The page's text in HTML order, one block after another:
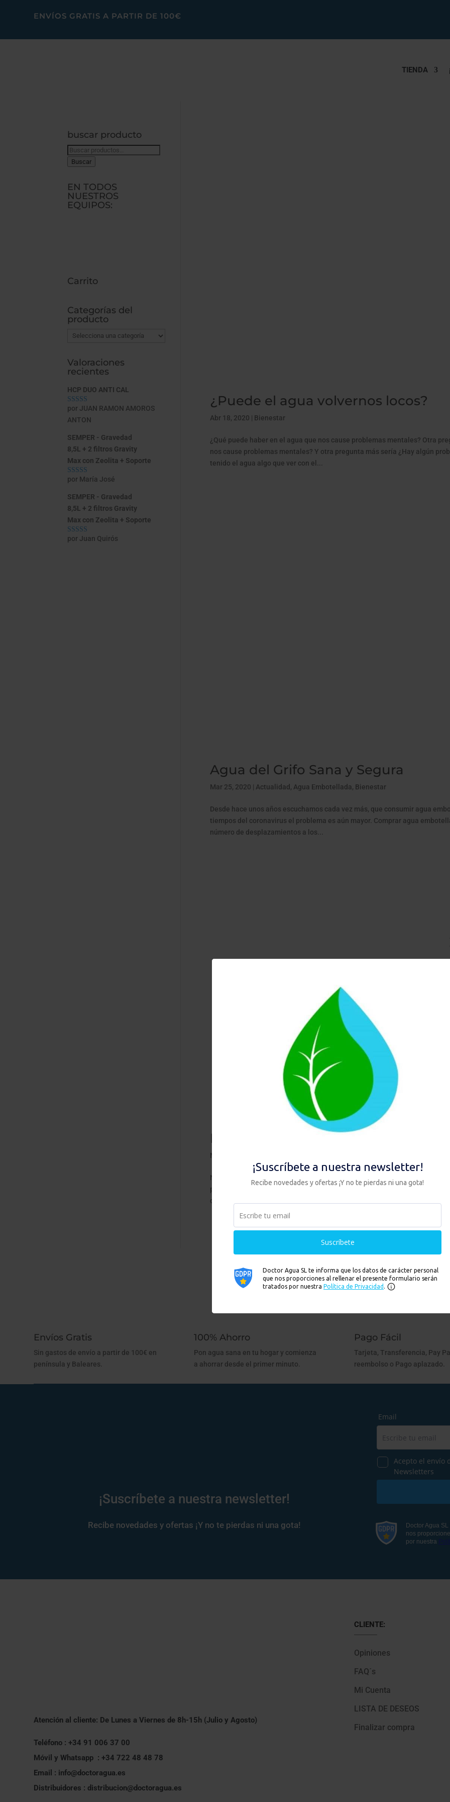
ENVÍOS GRATIS A PARTIR DE 100€
TIENDA
¿Puede el agua volvernos locos?
Abr 18, 2020 | Bienestar
¿Qué puede haber en el agua que nos cause problemas mentales? Otra
nos cause problemas mentales? Y otra pregunta más sería ¿Hay algún
tenido el agua algo que ver con el...
Agua del Grifo Sana y Segura
Mar 25, 2020 | Actualidad, Agua Embotellada, Bienestar
Desde hace unos años escuchamos cada vez más, que consumir agua
tiempos del coronavirus el problema es aún mayor. Comprar agua
número de desplazamientos a los...
Historia del tratamiento del agua
May 27, 2019
No deja de sorprender lo realmente sencillo que es abrir un grifo y que de
pregunta es ¿Cómo hemos llegado hasta aquí? En nuestro post anterior
quedamos con las ganas de...
buscar producto
Buscar
por:
Buscar
EN TODOS
NUESTROS
EQUIPOS:
Carrito
Categorías del
producto
Valoraciones
recientes
HCP DUO ANTI CAL
Valorado con
5 de 5
por JUAN RAMON AMOROS
ANTON
SEMPER - Gravedad
8,5L + 2 filtros Gravity
Max con Zeolita + Soporte
Valorado con
por María José
SEMPER - Gravedad
8,5L + 2 filtros Gravity
Max con Zeolita + Soporte
Valorado con
por Juan Quirós
Envíos Gratis
Sin gastos de envío a partir de 100€ en
península y Baleares.
100% Ahorro
Pon agua sana en tu hogar y comienza
a ahorrar desde el primer minuto.
Pago Fácil
Tarjeta, Transferencia, Pay
reembolso o Pago aplazado.
¡Suscríbete a nuestra newsletter!
Recibe novedades y ofertas ¡Y no te pierdas ni una gota!
Atención al cliente: De Lunes a Viernes de 8h-15h (Julio y Agosto)
Teléfono : +34 91 006 37 00
Móvil y Whatsapp : +34 722 48 48 78
Email : info@doctoragua.es
Distribuidores : distribucion@doctoragua.es
CLIENTE:
Opiniones
FAQ´s
Mi Cuenta
LISTA DE DESEOS
Finalizar compra